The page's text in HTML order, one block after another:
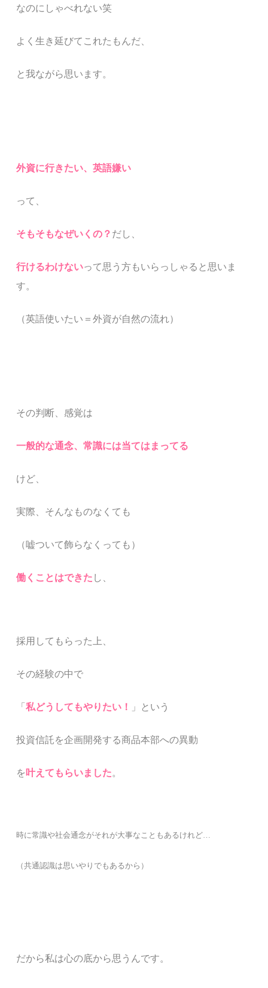
なのにしゃべれない笑
よく生き延びてこれたもんだ、
と我ながら思います。
外資に行きたい、英語嫌い
って、
そもそもなぜいくの？ だし、
行けるわけないって思う方もいらっしゃると思いま
す。
（英語使いたい＝外資が自然の流れ）
その判断、感覚は
一般的な通念、常識には当てはまってる
けど、
実際、そんなものなくても
（嘘ついて飾らなくっても）
働くことはできた し、
採用してもらった上、
その経験の中で
「私どうしてもやりたい！ 」という
投資信託を企画開発する商品本部への異動
を 叶えてもらいました。
時に常識や社会通念がそれが大事なこともあるけれど…
（共通認識は思いやりでもあるから）
だから私は心の底から思うんです。